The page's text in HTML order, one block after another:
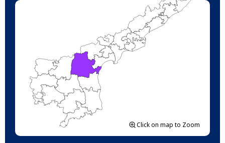
Click on map to Zoom